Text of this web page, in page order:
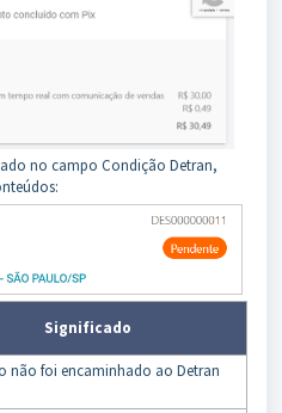
no campo Condição Detran,
Significado
não foi encaminhado ao Detran